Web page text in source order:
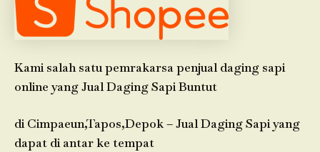
Kami salah satu pemrakarsa penjual daging sapi
online yang Jual Daging Sapi Buntut
di Cimpaeun,Tapos,Depok – Jual Daging Sapi yang
dapat di antar ke tempat